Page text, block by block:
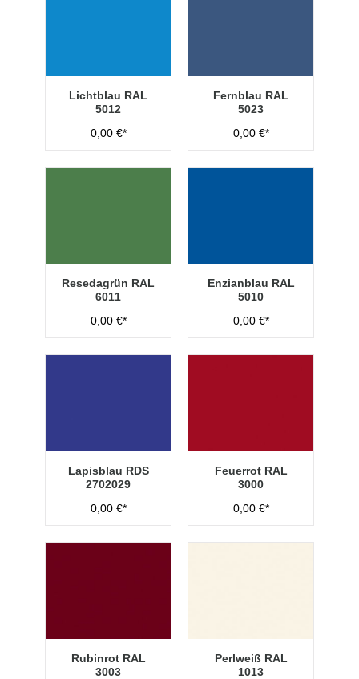
Lichtblau RAL
5012
0,00 €*
Fernblau RAL
5023
0,00 €*
Resedagrün RAL
6011
0,00 €*
Enzianblau RAL
5010
0,00 €*
Lapisblau RDS
2702029
0,00 €*
Feuerrot RAL
3000
0,00 €*
Rubinrot RAL
3003
Perlweiß RAL
1013